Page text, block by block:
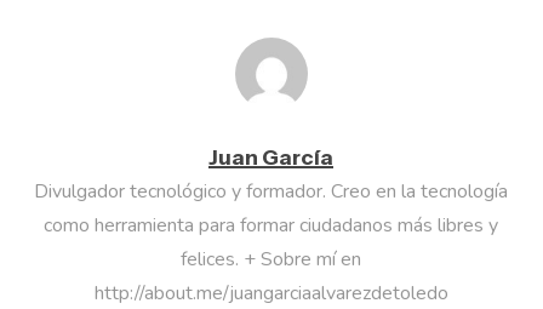
Juan García
Divulgador tecnológico y formador. Creo en la tecnología
como herramienta para formar ciudadanos más libres y
felices. + Sobre mí en
http://about.me/juangarciaalvarezdetoledo